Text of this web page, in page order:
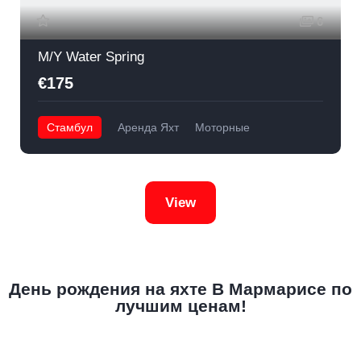
6
M/Y Water Spring
€175
Стамбул Аренда Яхт Моторные
View
День рождения на яхте В Мармарисе по
лучшим ценам!